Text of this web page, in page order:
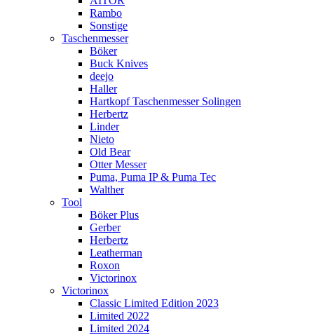
Rambo
Sonstige
Taschenmesser
Böker
Buck Knives
deejo
Haller
Hartkopf Taschenmesser Solingen
Herbertz
Linder
Nieto
Old Bear
Otter Messer
Puma, Puma IP & Puma Tec
Walther
Tool
Böker Plus
Gerber
Herbertz
Leatherman
Roxon
Victorinox
Victorinox
Classic Limited Edition 2023
Limited 2022
Limited 2024